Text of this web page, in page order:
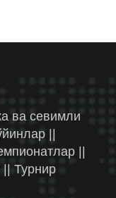
ва севимли
||
||
Турнир